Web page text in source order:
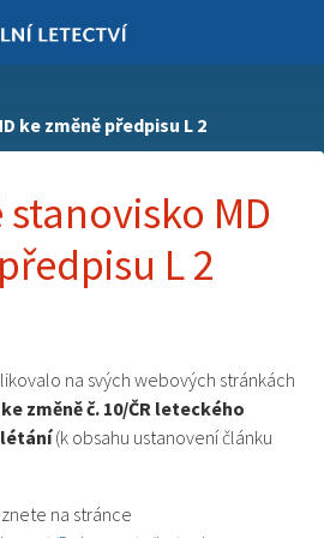
ke změně předpisu L 2
MD
L 2
na svých webových stránkách
změně č. 10/ČR leteckého
létání(k obsahu ustanovení článku
na stránce